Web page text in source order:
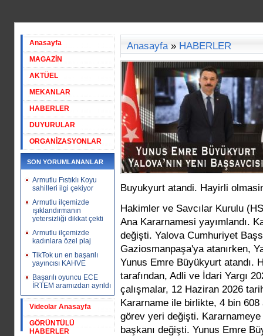
Anasayfa
MAGAZİN
AKTÜEL
MEKANLAR
HABERLER
DUYURULAR
ORGANİZASYONLAR
SON YORUMLANANLAR
Armutlu Fıstıklı Koyu
sahilleri ilgi çekiyor
Armutlu ilçemizde
ışıklandırmanın
yetersizliği dikkat çekti
Armutlu ilçemizde
kadınlara özel plaj
TikTok un en başarılı
yayıncısı KAHVE
Başarılı oyuncu ECE
İRTEM aramızdan ayrıldı
Videolar Anasayfa
GÖRÜNTÜLÜ
HABERLER
Anasayfa» HABERLER
Buyukyurt atandi. Hayirli
Hakimler ve Savcılar Kurulu
Ana Kararnamesi yayımlandı.
değişti. Yalova Cumhuriyet
Gaziosmanpaşa'ya atanırken,
Yunus Emre Büyükyurt atandı.
tarafından, Adli ve İdari Yargı
çalışmalar, 12 Haziran 2026
Kararname ile birlikte, 4 bin 608
görev yeri değişti.
başkanı değişti. Yunus Emre